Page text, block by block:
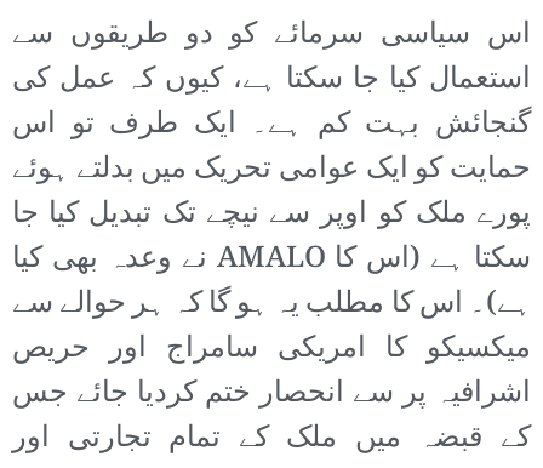
اس سیاسی سرمائے کو دو طریقوں سے
استعمال کیا جا سکتا ہے، کیوں کہ عمل کی
گنجائش بہت کم ہے۔ ایک طرف تو اس
حمایت کو ایک عوامی تحریک میں بدلتے ہوئے
پورے ملک کو اوپر سے نیچے تک تبدیل کیا جا
سکتا ہے (اس کا AMALO نے وعدہ بھی کیا
ہے)۔ اس کا مطلب یہ ہو گا کہ ہر حوالے سے
میکسیکو کا امریکی سامراج اور حریص
اشرافیہ پر سے انحصار ختم کردیا جائے جس
کے قبضہ میں ملک کے تمام تجارتی اور